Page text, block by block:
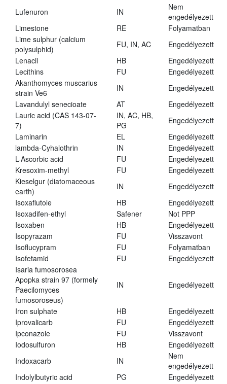
Lufenuron
IN
Nem
engedélyezett
Limestone
RE
Folyamatban
Lime sulphur (calcium
polysulphid)
FU, IN, AC
Engedélyezett
Lenacil
HB
Engedélyezett
Lecithins
FU
Engedélyezett
Akanthomyces muscarius
strain Ve6
IN
Engedélyezett
Lavandulyl senecioate
AT
Engedélyezett
Lauric acid (CAS 143-07-
7)
IN, AC, HB,
PG
Engedélyezett
Laminarin
EL
Engedélyezett
lambda-Cyhalothrin
IN
Engedélyezett
L-Ascorbic acid
FU
Engedélyezett
Kresoxim-methyl
FU
Engedélyezett
Kieselgur (diatomaceous
earth)
IN
Engedélyezett
Isoxaflutole
HB
Engedélyezett
Isoxadifen-ethyl
Safener
Not PPP
Isoxaben
HB
Engedélyezett
Isopyrazam
FU
Visszavont
Isoflucypram
FU
Folyamatban
Isofetamid
FU
Engedélyezett
Isaria fumosorosea
Apopka strain 97 (formely
Paecilomyces
fumosoroseus)
IN Engedélyezett
Iron sulphate HB
Engedélyezett
Iprovalicarb
FU
Engedélyezett
Ipconazole
FU
Visszavont
Iodosulfuron
HB
Engedélyezett
Indoxacarb
IN
Nem
engedélyezett
Indolylbutyric acid
PG
Engedélyezett